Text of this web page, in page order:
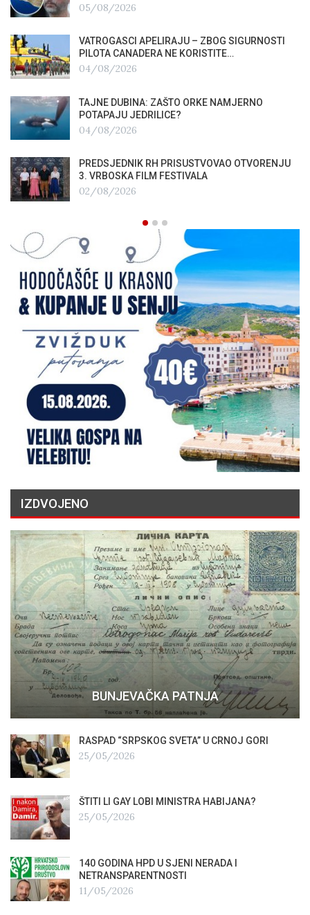
05/08/2026
VATROGASCI APELIRAJU – ZBOG SIGURNOSTI
PILOTA CANADERA NE KORISTITE…
04/08/2026
TAJNE DUBINA: ZAŠTO ORKE NAMJERNO
POTAPAJU JEDRILICE?
04/08/2026
PREDSJEDNIK RH PRISUSTVOVAO OTVORENJU
3. VRBOSKA FILM FESTIVALA
02/08/2026
IZDVOJENO
BUNJEVAČKA PATNJA
RASPAD “SRPSKOG SVETA” U CRNOJ GORI
25/05/2026
ŠTITI LI GAY LOBI MINISTRA HABIJANA?
25/05/2026
140 GODINA HPD U SJENI NERADA I
NETRANSPARENTNOSTI
11/05/2026